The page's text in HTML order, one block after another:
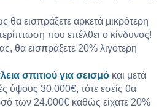
θα εισπράξετε αρκετά μικρότερη
που επέλθει ο κίνδυνος!
θα εισπράξετε 20% λιγότερη
σπιτιού για σεισμό και μετά
ύψους 30.000€, τότε εσείς θα
των 24.000€ καθώς είχατε 20%